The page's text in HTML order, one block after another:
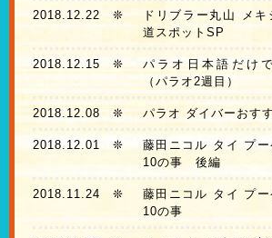
2018.12.22 ❊
ドリブラー丸山 メキ
道スポットSP
2018.12.15❊
パラオ日本語だけ
（パラオ2週目）
2018.12.08 ❊ パラオ ダイバーおす
2018.12.01 ❊
藤田ニコル タイ プ
10の事 後編
2018.11.24 ❊
藤田ニコル タイ プ
10の事